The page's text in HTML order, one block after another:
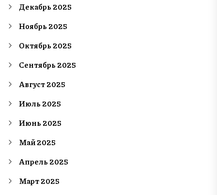
Декабрь 2025
Ноябрь 2025
Октябрь 2025
Сентябрь 2025
Август 2025
Июль 2025
Июнь 2025
Май 2025
Апрель 2025
Март 2025